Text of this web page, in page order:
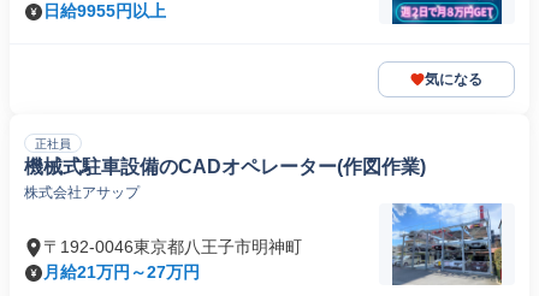
日給9955円以上
気になる
正社員
機械式駐車設備のCADオペレーター(作図作業)
株式会社アサップ
〒192-0046東京都八王子市明神町
月給21万円～27万円